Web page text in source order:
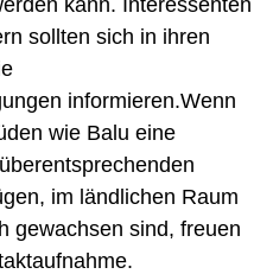
sollten sich in ihren
informieren.Wenn
wie Balu eine
im ländlichen Raum
gewachsen sind, freuen